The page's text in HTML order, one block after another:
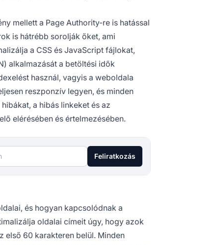
mellett a Page Authority-re is hatással
is hátrébb sorolják őket, ami
a CSS és JavaScript fájlokat,
alkalmazását a betöltési idők
használ, vagyis a weboldala
reszponzív legyen, és minden
a hibás linkeket és az
elérésében és értelmezésében.
Feliratkozás
és hogyan kapcsolódnak a
oldalai címeit úgy, hogy azok
első 60 karakteren belül. Minden